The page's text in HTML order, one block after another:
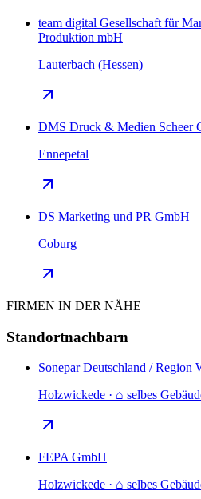
team digital Gesellschaft für
Produktion mbH
Lauterbach (Hessen)
DMS Druck & Medien Scheer
Ennepetal
DS Marketing und PR GmbH
Coburg
FIRMEN IN DER NÄHE
Standortnachbarn
Sonepar Deutschland / Region
Holzwickede · ⌂ selbes
FEPA GmbH
Holzwickede · ⌂ selbes